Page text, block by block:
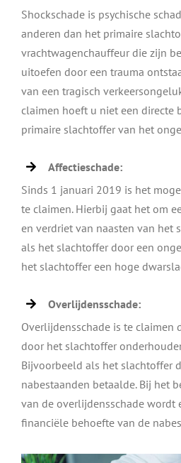
Shockschade is psychische
anderen dan het primaire
vrachtwagenchauffeur die zijn
uitoefen door een trauma
van een tragisch
claimen hoeft u niet een directe
primaire slachtoffer van het
Affectieschade:
Sinds 1 januari 2019 is het
te claimen. Hierbij gaat het om
en verdriet van naasten van het
als het slachtoffer door een
het slachtoffer een hoge
Overlijdensschade:
Overlijdensschade is te claimen
door het slachtoffer
Bijvoorbeeld als het slachtoffer
nabestaanden betaalde. Bij het
van de overlijdensschade wordt
financiële behoefte van de